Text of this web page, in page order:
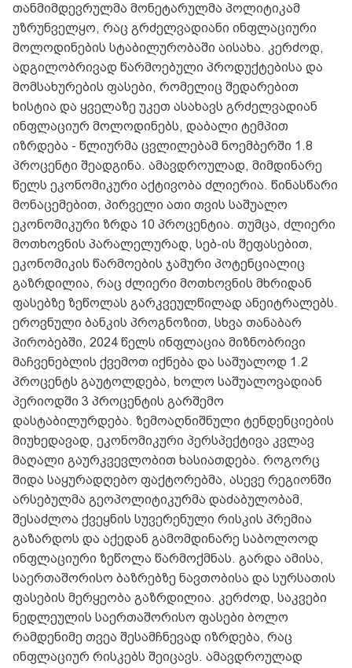
თანმიმდევრულმა მონეტარულმა პოლიტიკამ
უზრუნველყო, რაც გრძელვადიანი ინფლაციური
მოლოდინების სტაბილურობაში აისახა. კერძოდ,
ადგილობრივად წარმოებული პროდუქტებისა და
მომსახურების ფასები, რომელიც შედარებით
ხისტია და ყველაზე უკეთ ასახავს გრძელვადიან
ინფლაციურ მოლოდინებს, დაბალი ტემპით
იზრდება - წლიურმა ცვლილებამ ნოემბერში 1.8
პროცენტი შეადგინა. ამავდროულად, მიმდინარე
წელს ეკონომიკური აქტივობა ძლიერია. წინასწარი
მონაცემებით, პირველი ათი თვის საშუალო
ეკონომიკური ზრდა 10 პროცენტია. თუმცა, ძლიერი
მოთხოვნის პარალელურად, სებ-ის შეფასებით,
ეკონომიკის წარმოების ჯამური პოტენციალიც
გაზრდილია, რაც ძლიერი მოთხოვნის მხრიდან
ფასებზე ზეწოლას გარკვეულწილად ანეიტრალებს.
ეროვნული ბანკის პროგნოზით, სხვა თანაბარ
პირობებში, 2024 წელს ინფლაცია მიზნობრივი
მაჩვენებლის ქვემოთ იქნება და საშუალოდ 1.2
პროცენტს გაუტოლდება, ხოლო საშუალოვადიან
პერიოდში 3 პროცენტის გარშემო
დასტაბილურდება. ზემოაღნიშნული ტენდენციების
მიუხედავად, ეკონომიკური პერსპექტივა კვლავ
მაღალი გაურკვევლობით ხასიათდება. როგორც
შიდა საყურადღებო ფაქტორებმა, ასევე რეგიონში
არსებულმა გეოპოლიტიკურმა დაძაბულობამ,
შესაძლოა ქვეყნის სუვერენული რისკის პრემია
გაზარდოს და აქედან გამომდინარე საბოლოოდ
ინფლაციური ზეწოლა წარმოქმნას. გარდა ამისა,
საერთაშორისო ბაზრებზე ნავთობისა და სურსათის
ფასების მერყეობა გაზრდილია. კერძოდ, საკვები
ნედლეულის საერთაშორისო ფასები ბოლო
რამდენიმე თვეა შესამჩნევად იზრდება, რაც
ინფლაციურ რისკებს შეიცავს. ამავდროულად